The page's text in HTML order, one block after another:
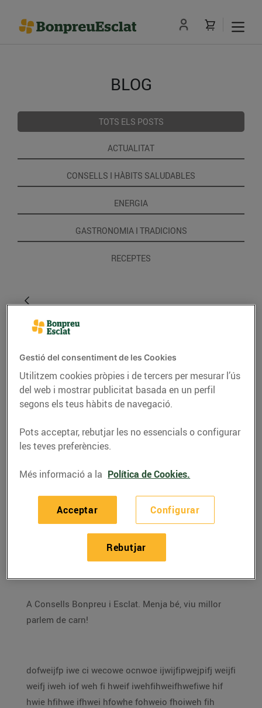
BLOG
TOTS ELS POSTS
ACTUALITAT
CONSELLS I HÀBITS SALUDABLES
ENERGIA
GASTRONOMIA I TRADICIONS
RECEPTES
CONSELLS I HÀBITS SALUDABLES
Experts en carn
08/de setembre/2020
A Bonpreu i Esclat som carnissers professionals.
carnisseria de confiança, amb una selecció de la
millor carn, servida per les millors mans.
A Consells Bonpreu i Esclat. Menja bé, viu millor
parlem de carn!
dofweijfp iwe ci wecowe ocnwoe ijwijfipwejpifj weijfi
weifj iweh iof weh fi hweif iwehfihweifhwefiwe hif
hwie hfihwe ifhwei hfowhe fohweio fhoiweh fih
Gestió del consentiment de les Cookies
Utilitzem cookies pròpies i de tercers per mesurar l’ús
del web i mostrar publicitat basada en un perfil
segons els teus hàbits de navegació.
Pots acceptar, rebutjar les no essencials o configurar
les teves preferències.
Més informació a la Política de Cookies.
Configurar
Rebutjar
Acceptar